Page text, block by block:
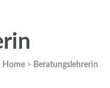
Home > Beratungslehrerin